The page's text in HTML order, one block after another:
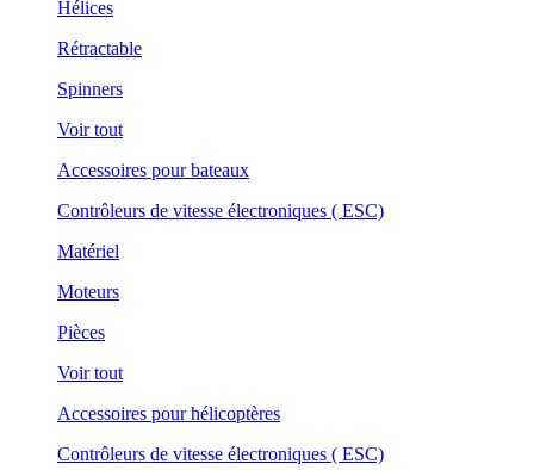
Hélices
Rétractable
Spinners
Voir tout
Accessoires pour bateaux
Contrôleurs de vitesse électroniques ( ESC)
Matériel
Moteurs
Pièces
Voir tout
Accessoires pour hélicoptères
Contrôleurs de vitesse électroniques ( ESC)